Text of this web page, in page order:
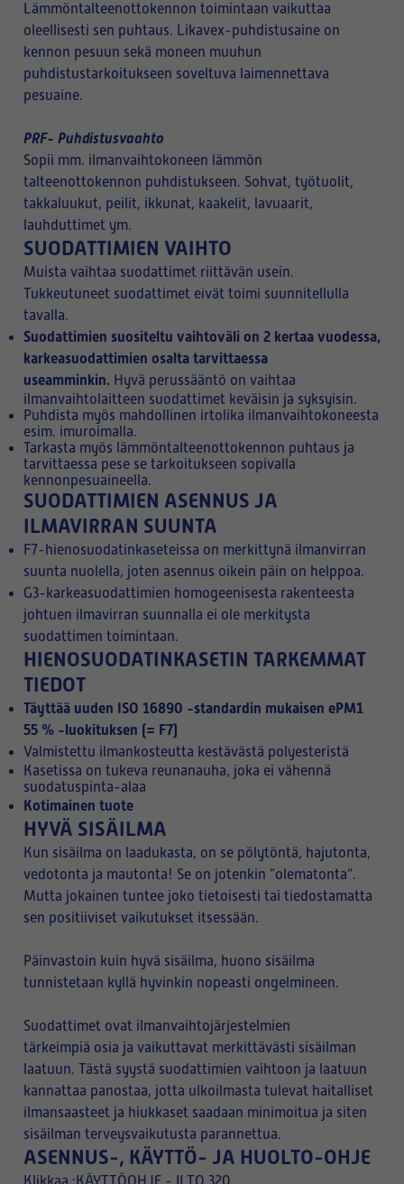
Lämmöntalteenottokennon toimintaan vaikuttaa
oleellisesti sen puhtaus. Likavex-puhdistusaine on
kennon pesuun sekä moneen muuhun
puhdistustarkoitukseen soveltuva laimennettava
pesuaine.
PRF- Puhdistusvaahto
Sopii mm. ilmanvaihtokoneen lämmön
talteenottokennon puhdistukseen. Sohvat, työtuolit,
takkaluukut, peilit, ikkunat, kaakelit, lavuaarit,
lauhduttimet ym.
SUODATTIMIEN VAIHTO
Muista vaihtaa suodattimet riittävän usein.
Tukkeutuneet suodattimet eivät toimi suunnitellulla
tavalla.
Suodattimien suositeltu vaihtoväli on 2 kertaa vuodessa,
karkeasuodattimien osalta tarvittaessa
useamminkin. Hyvä perussääntö on vaihtaa
ilmanvaihtolaitteen suodattimet keväisin ja syksyisin.
Puhdista myös mahdollinen irtolika ilmanvaihtokoneesta
esim. imuroimalla.
Tarkasta myös lämmöntalteenottokennon puhtaus ja
tarvittaessa pese se tarkoitukseen sopivalla
kennonpesuaineella.
SUODATTIMIEN ASENNUS JA
ILMAVIRRAN SUUNTA
F7-hienosuodatinkaseteissa on merkittynä ilmanvirran
suunta nuolella, joten asennus oikein päin on helppoa.
G3-karkeasuodattimien homogeenisesta rakenteesta
johtuen ilmavirran suunnalla ei ole merkitysta
suodattimen toimintaan.
HIENOSUODATINKASETIN TARKEMMAT
TIEDOT
Täyttää uuden ISO 16890 -standardin mukaisen ePM1
55 % -luokituksen (= F7)
Valmistettu ilmankosteutta kestävästä polyesteristä
Kasetissa on tukeva reunanauha, joka ei vähennä
suodatuspinta-alaa
Kotimainen tuote
HYVÄ SISÄILMA
Kun sisäilma on laadukasta, on se pölytöntä, hajutonta,
vedotonta ja mautonta! Se on jotenkin ”olematonta”.
Mutta jokainen tuntee joko tietoisesti tai tiedostamatta
sen positiiviset vaikutukset itsessään.
Päinvastoin kuin hyvä sisäilma, huono sisäilma
tunnistetaan kyllä hyvinkin nopeasti ongelmineen.
Suodattimet ovat ilmanvaihtojärjestelmien
tärkeimpiä osia ja vaikuttavat merkittävästi sisäilman
laatuun. Tästä syystä suodattimien vaihtoon ja laatuun
kannattaa panostaa, jotta ulkoilmasta tulevat haitalliset
ilmansaasteet ja hiukkaset saadaan minimoitua ja siten
sisäilman terveysvaikutusta parannettua.
ASENNUS-, KÄYTTÖ- JA HUOLTO-OHJE